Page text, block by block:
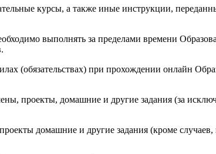
курсы, а также иные инструкции,
выполнять за пределами времени
(обязательствах) при прохождении онлайн
проекты, домашние и другие задания (за
домашние и другие задания (кроме случаев,